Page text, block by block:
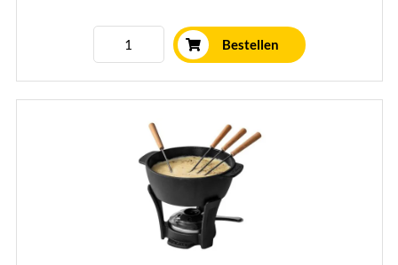
Niet geschikt voor inductie of magnetron
Bekroond met de Red Dot Design Award
Perfect voor een gezellige avond fonduen
Bestellen